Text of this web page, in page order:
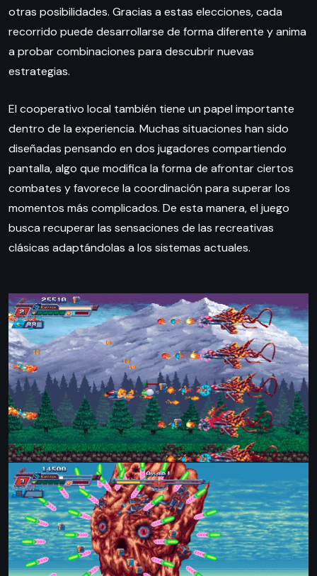
otras posibilidades. Gracias a estas elecciones, cada
recorrido puede desarrollarse de forma diferente y anima
a probar combinaciones para descubrir nuevas
estrategias.
El cooperativo local también tiene un papel importante
dentro de la experiencia. Muchas situaciones han sido
diseñadas pensando en dos jugadores compartiendo
pantalla, algo que modifica la forma de afrontar ciertos
combates y favorece la coordinación para superar los
momentos más complicados. De esta manera, el juego
busca recuperar las sensaciones de las recreativas
clásicas adaptándolas a los sistemas actuales.